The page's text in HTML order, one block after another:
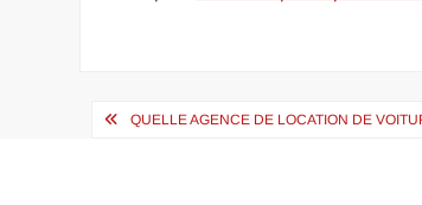
Navigation
QUELLE AGENCE DE LOCATION DE